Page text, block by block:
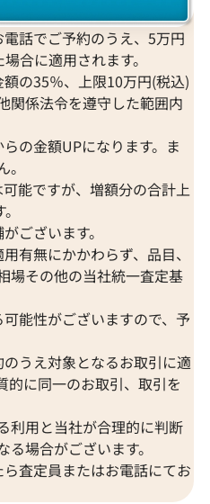
話でご予約のうえ、5万円
合に適用されます。
の35％、上限10万円(税込)
関係法令を遵守した範囲内
の金額UPになります。ま
能ですが、増額分の合計上
ございます。
有無にかかわらず、品目、
場その他の当社統一査定基
能性がございますので、予
うえ対象となるお取引に適
的に同一のお取引、取引を
利用と当社が合理的に判断
場合がございます。
査定員またはお電話にてお